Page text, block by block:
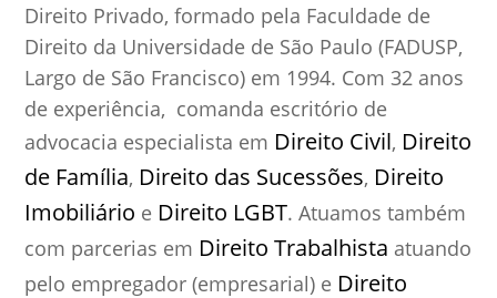
Direito Privado, formado pela Faculdade de
Direito da Universidade de São Paulo (FADUSP,
Largo de São Francisco) em 1994. Com 32 anos
de experiência, comanda escritório de
advocacia especialista em Direito Civil, Direito
de Família, Direito das Sucessões, Direito
Imobiliário e Direito LGBT. Atuamos também
com parcerias em Direito Trabalhista atuando
pelo empregador (empresarial) e Direito